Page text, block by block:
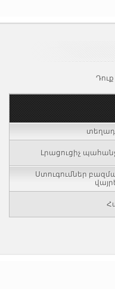
Լրացուցիչ
Ստուգումներ